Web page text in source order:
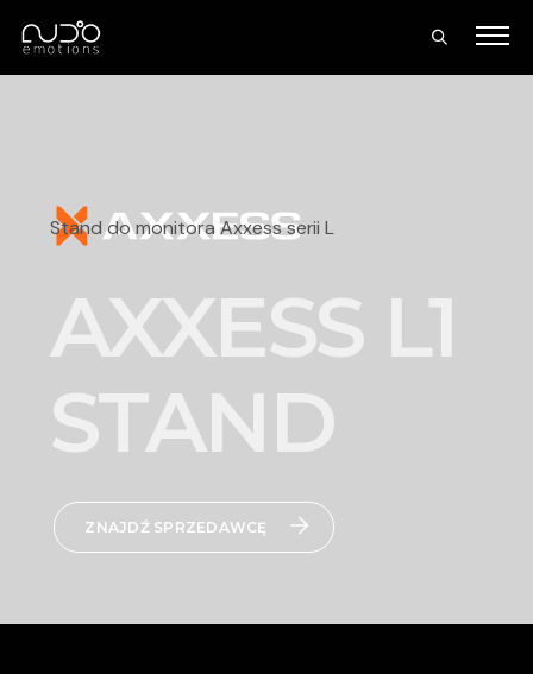
Stand do monitora Axxess serii L
AXXESS L1
STAND
ZNAJDŹ SPRZEDAWCĘ